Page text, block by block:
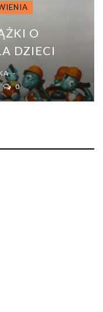
O
DZIECI
0